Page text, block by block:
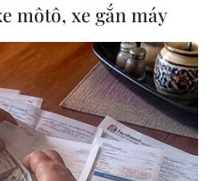
môtô, xe gắn máy